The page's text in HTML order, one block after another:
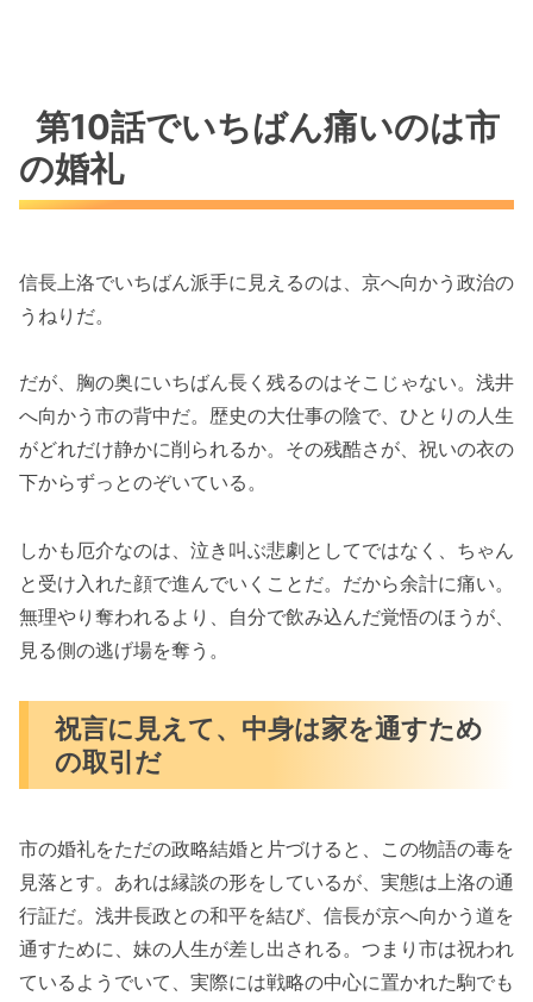
第10話でいちばん痛いのは市
の婚礼
信長上洛でいちばん派手に見えるのは、京へ向かう政治の
うねりだ。
だが、胸の奥にいちばん長く残るのはそこじゃない。浅井
へ向かう市の背中だ。歴史の大仕事の陰で、ひとりの人生
がどれだけ静かに削られるか。その残酷さが、祝いの衣の
下からずっとのぞいている。
しかも厄介なのは、泣き叫ぶ悲劇としてではなく、ちゃん
と受け入れた顔で進んでいくことだ。だから余計に痛い。
無理やり奪われるより、自分で飲み込んだ覚悟のほうが、
見る側の逃げ場を奪う。
祝言に見えて、中身は家を通すため
の取引だ
市の婚礼をただの政略結婚と片づけると、この物語の毒を
見落とす。あれは縁談の形をしているが、実態は上洛の通
行証だ。浅井長政との和平を結び、信長が京へ向かう道を
通すために、妹の人生が差し出される。つまり市は祝われ
ているようでいて、実際には戦略の中心に置かれた駒でも